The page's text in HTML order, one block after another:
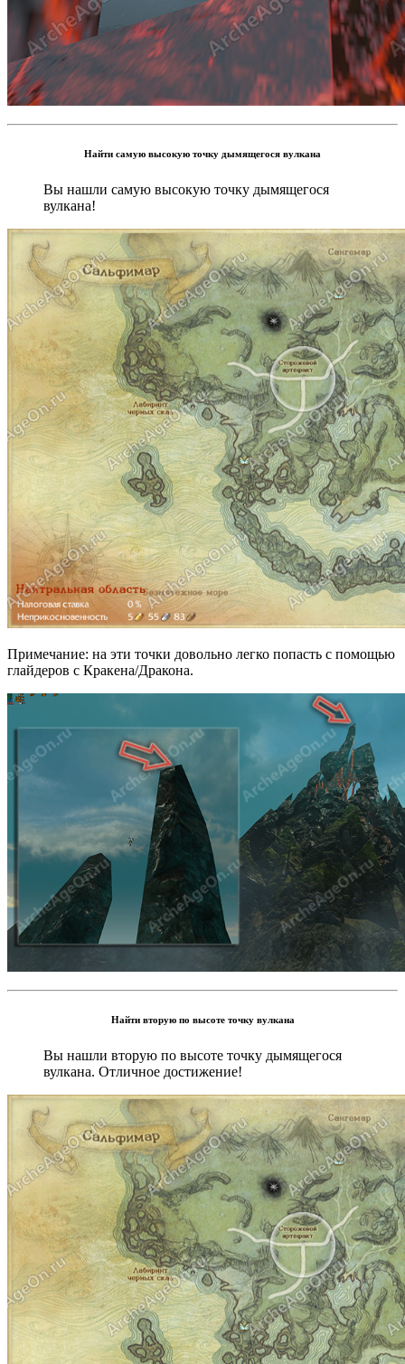
Найти самую высокую точку дымящегося вулкана
Вы нашли самую высокую точку дымящегося
вулкана!
Примечание: на эти точки довольно легко попасть с помощью
глайдеров с Кракена/Дракона.
Найти вторую по высоте точку вулкана
Вы нашли вторую по высоте точку дымящегося
вулкана. Отличное достижение!